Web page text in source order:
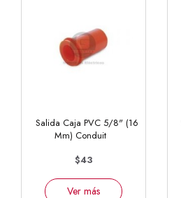
Salida Caja PVC 5/8" (16
Mm) Conduit
$43
Ver más